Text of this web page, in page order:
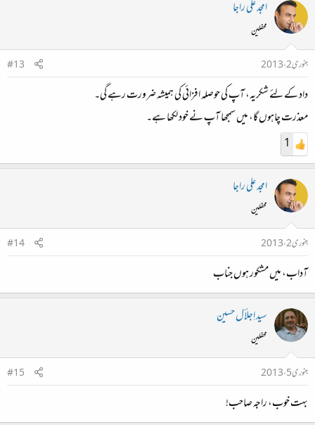
امجد علی راجا
محفلین
جنوری 2، 2013
#13
داد کے لئے شکریہ، آپ کی حوصلہ افزائی کی ہمیشہ ضرورت رہے گی۔
معذرت چاہوں گا، میں سمجھا آپ نے خود لکھا ہے۔
1
امجد علی راجا
محفلین
جنوری 2، 2013
#14
آداب، میں مشکور ہوں جناب
سید اِجلاؔل حسین
محفلین
جنوری 5، 2013
#15
بہت خوب، راجہ صاحب!